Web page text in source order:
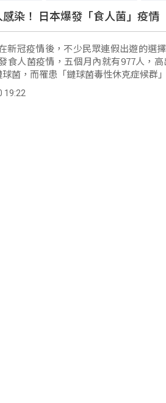
染！ 日本爆發「食人菌」疫情
新冠疫情後，不少民眾連假出遊的選
食人菌疫情，五個月內就有977人，
菌，而罹患「鏈球菌毒性休克症候群
19:22